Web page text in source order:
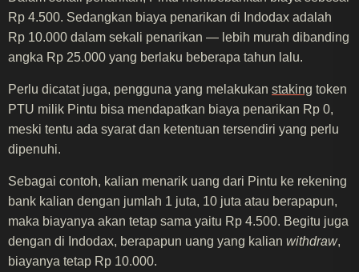
Rp 4.500. Sedangkan biaya penarikan di Indodax adalah
Rp 10.000 dalam sekali penarikan — lebih murah dibanding
angka Rp 25.000 yang berlaku beberapa tahun lalu.
Perlu dicatat juga, pengguna yang melakukan staking token
PTU milik Pintu bisa mendapatkan biaya penarikan Rp 0,
meski tentu ada syarat dan ketentuan tersendiri yang perlu
dipenuhi.
Sebagai contoh, kalian menarik uang dari Pintu ke rekening
bank kalian dengan jumlah 1 juta, 10 juta atau berapapun,
maka biayanya akan tetap sama yaitu Rp 4.500. Begitu juga
dengan di Indodax, berapapun uang yang kalian withdraw,
biayanya tetap Rp 10.000.